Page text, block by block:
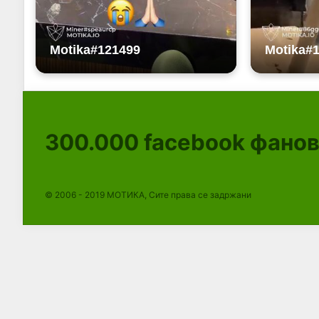
300.000 facebook
© 2006 - 2019 МОТИКА, Сите права се задржани